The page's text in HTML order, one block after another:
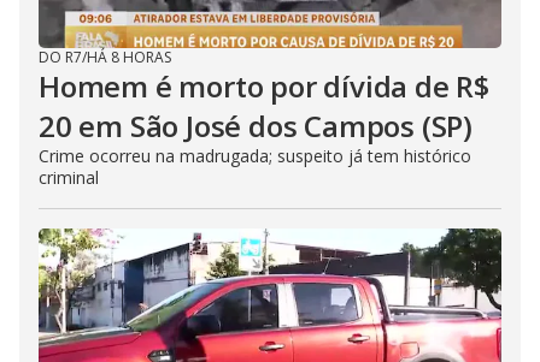
DO R7/HÁ 8 HORAS
Homem é morto por dívida de R$
20 em São José dos Campos (SP)
Crime ocorreu na madrugada; suspeito já tem histórico
criminal